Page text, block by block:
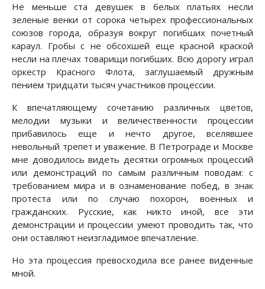
Не меньше ста девушек в белых платьях несли
зеленые венки от сорока четырех профессиональных
союзов города, образуя вокруг погибших почетный
караул. Гробы с не обсохшей еще красной краской
несли на плечах товарищи погибших. Всю дорогу играл
оркестр Красного Флота, заглушаемый дружным
пением тридцати тысяч участников процессии.
К впечатляющему сочетанию различных цветов,
мелодии музыки и величественности процессии
прибавилось еще и нечто другое, вселявшее
невольный трепет и уважение. В Петрограде и Москве
мне доводилось видеть десятки огромных процессий
или демонстраций по самым различным поводам: с
требованием мира и в ознаменование побед, в знак
протеста или по случаю похорон, военных и
гражданских. Русские, как никто иной, все эти
демонстрации и процессии умеют проводить так, что
они оставляют неизгладимое впечатление.
Но эта процессия превосходила все ранее виденные
мной.